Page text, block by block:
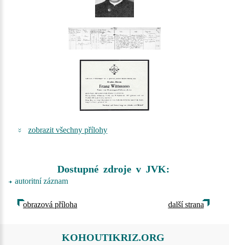
zobrazit všechny přílohy
Dostupné zdroje v JVK:
autoritní záznam
obrazová příloha další strana
KOHOUTIKRIZ.ORG